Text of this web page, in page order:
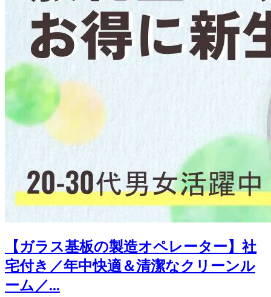
【ガラス基板の製造オペレーター】社
宅付き／年中快適＆清潔なクリーンル
ーム／...